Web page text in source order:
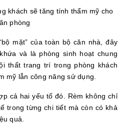
khách sẽ tăng tính thẩm mỹ cho
phòng
mặt” của toàn bộ căn nhà, đây
và là phòng sinh hoạt chung
thất trang trí trong phòng khách
mỹ lẫn công năng sử dụng.
cả hai yếu tố đó. Rèm không chỉ
trong từng chi tiết mà còn có khả
quả.